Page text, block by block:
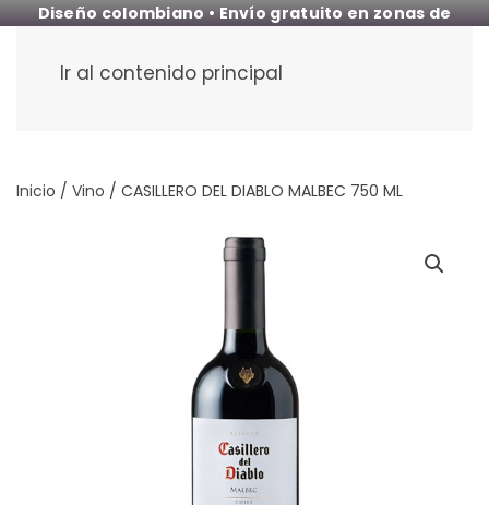
Diseño colombiano • Envío gratuito en zonas de
Ir al contenido principal
Inicio / Vino / CASILLERO DEL DIABLO MALBEC 750 ML